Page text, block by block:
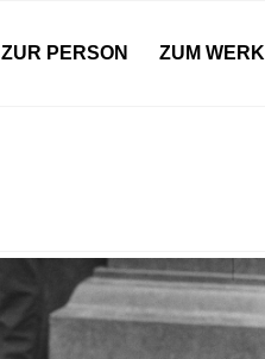
ZUR PERSON ZUM WERK